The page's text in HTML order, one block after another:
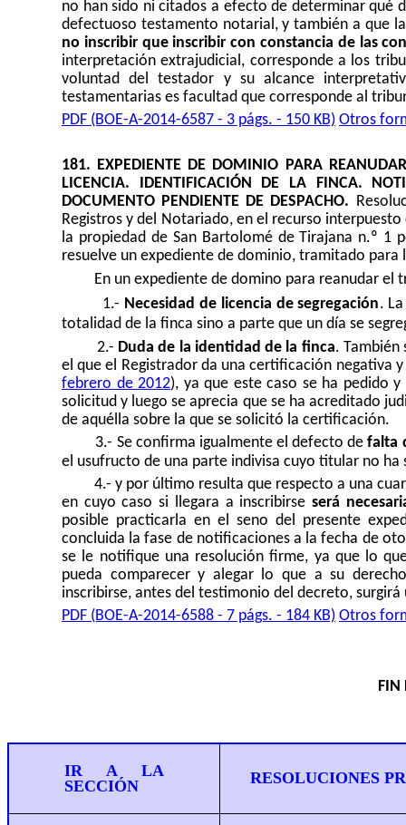
no han sido ni citados a efecto de determinar qué
defectuoso testamento notarial, y también a que
no inscribir que inscribir con constancia de las
interpretación extrajudicial, corresponde a los
voluntad del testador y su alcance
testamentarias es facultad que corresponde al
PDF (BOE-A-2014-6587 - 3 págs. - 150 KB) Otros
181. EXPEDIENTE DE DOMINIO PARA
LICENCIA. IDENTIFICACIÓN DE LA FINCA.
DOCUMENTO PENDIENTE DE DESPACHO.
Registros y del Notariado, en el recurso
la propiedad de San Bartolomé de Tirajana n.º
resuelve un expediente de dominio, tramitado
En un expediente de domino para reanudar el
1.- Necesidad de licencia de segregación.
totalidad de la finca sino a parte que un día se
2.- Duda de la identidad de la finca.
el que el Registrador da una certificación negativa
febrero de 2012), ya que este caso se ha pedido
solicitud y luego se aprecia que se ha acreditado
de aquélla sobre la que se solicitó la certificación.
3.- Se confirma igualmente el defecto defalta
el usufructo de una parte indivisa cuyo titular no
4.- y por último resulta que respecto a una
en cuyo caso si llegara a inscribirseserá
posible practicarla en el seno del presente
concluida la fase de notificaciones a la fecha de
se le notifique una resolución firme, ya que lo
pueda comparecer y alegar lo que a su
inscribirse, antes del testimonio del decreto, surgirá
PDF (BOE-A-2014-6588 - 7 págs. - 184 KB) Otros
FIN
IR A LA
SECCIÓN
RESOLUCIONES